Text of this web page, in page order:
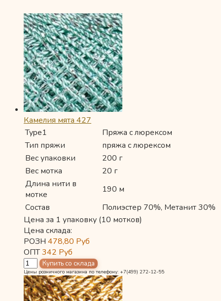
Камелия мята 427
Type1
Пряжа с люрексом
Тип пряжи
пряжа с люрексом
Вес упаковки
200 г
Вес мотка
20 г
Длина нити в
мотке
190 м
Состав
Полиэстер 70%, Метанит 30%
Цена за 1 упаковку (10 мотков)
Цена склада:
РОЗН 478,80 Руб
ОПТ342 Руб
Цены розничного магазина по телефону: +7(499) 272-12-55